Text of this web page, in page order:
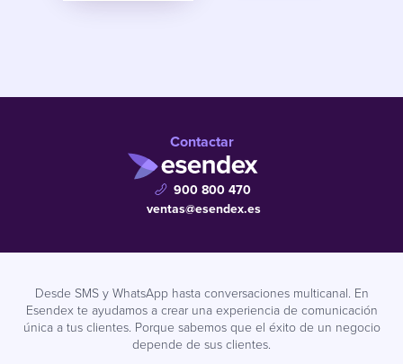
Contactar
900 800 470
ventas@esendex.es
Desde SMS y WhatsApp hasta conversaciones multicanal. En
Esendex te ayudamos a crear una experiencia de comunicación
única a tus clientes. Porque sabemos que el éxito de un negocio
depende de sus clientes.